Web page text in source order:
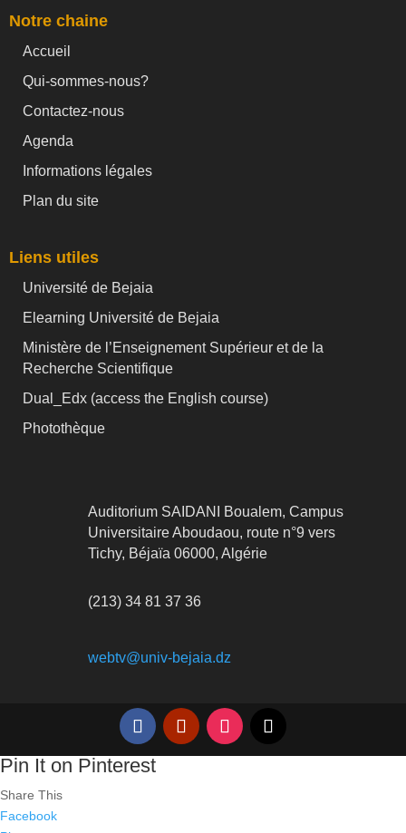
Notre chaine
Accueil
Qui-sommes-nous?
Contactez-nous
Agenda
Informations légales
Plan du site
Liens utiles
Université de Bejaia
Elearning Université de Bejaia
Ministère de l’Enseignement Supérieur et de la
Recherche Scientifique
Dual_Edx (access the English course)
Photothèque
Auditorium SAIDANI Boualem, Campus
Universitaire Aboudaou, route n°9 vers
Tichy, Béjaïa 06000, Algérie
(213) 34 81 37 36
webtv@univ-bejaia.dz
Pin It on Pinterest
Share This
Facebook